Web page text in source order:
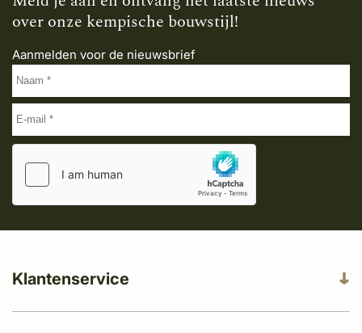
over onze kempische bouwstijl!
Aanmelden voor de nieuwsbrief
Klantenservice